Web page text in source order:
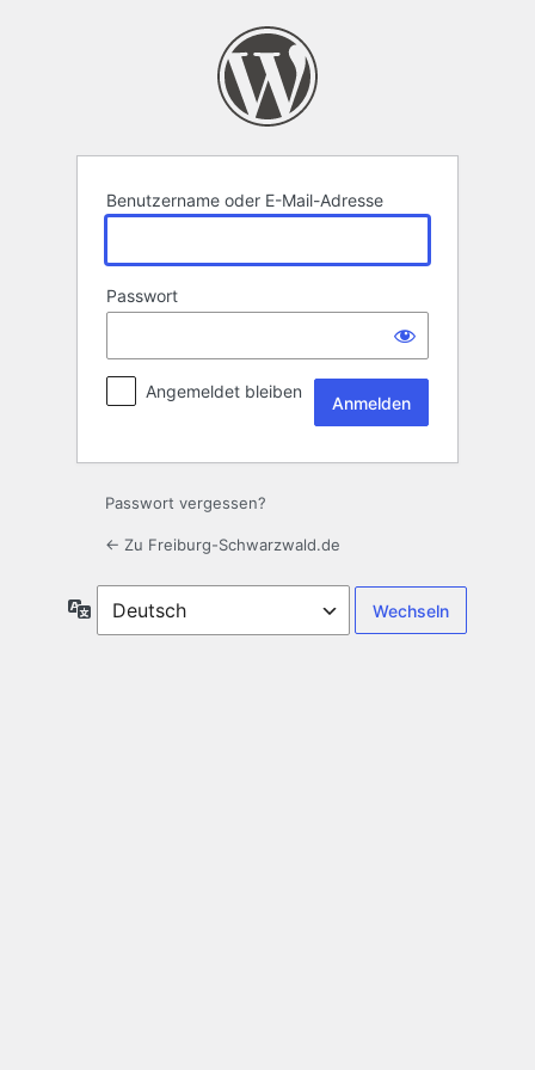
Benutzername oder E-Mail-Adresse
Passwort
Angemeldet bleiben
Passwort vergessen?
← Zu Freiburg-Schwarzwald.de
Sprache